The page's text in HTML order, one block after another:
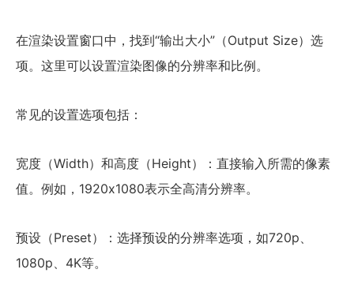
在渲染设置窗口中，找到“输出大小”（Output Size）选
项。这里可以设置渲染图像的分辨率和比例。
常见的设置选项包括：
宽度（Width）和高度（Height）：直接输入所需的像素
值。例如，1920x1080表示全高清分辨率。
预设（Preset）：选择预设的分辨率选项，如720p、
1080p、4K等。